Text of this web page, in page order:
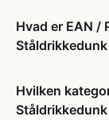
Hvad er EAN /
Hvilken